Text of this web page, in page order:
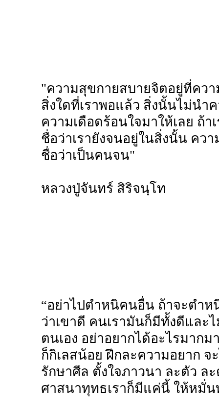
"ความสุขกายสบายจิตอยู่ที่คว
สิ่งใดที่เราพอแล้ว สิ่งนั้นไม่นำ
ความเดือดร้อนใจมาให้เลย ถ้า
ชื่อว่าเรายังจนอยู่ในสิ่งนั้น คว
ชื่อว่าเป็นคนจน"
หลวงปู่จันทร์ สิริจนฺโท
“อย่าไปตำหนิคนอื่น ถ้าจะตำห
ว่าเขาดี คนเรามันก็มีทั้งดีและ
ตนเอง อย่าอยากได้อะไรมาก
ก็กิเลสน้อย ฝึกละความอยาก
รักษาศีล ตั้งใจภาวนา ละตัว
ศาสนาทุทธเราก็มีแค่นี้ ให้หมั่